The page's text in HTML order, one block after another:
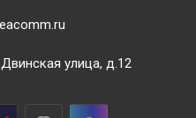
улица, д.12